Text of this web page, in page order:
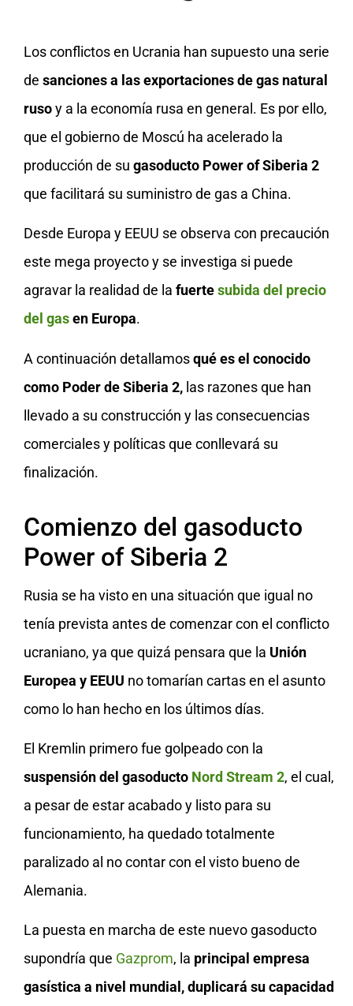
Los conflictos en Ucrania han supuesto una serie
de sanciones a las exportaciones de gas natural
rusoy a la economía rusa en general. Es por ello,
que el gobierno de Moscú ha acelerado la
producción de su gasoducto Power of Siberia 2
que facilitará su suministro de gas a China.
Desde Europa y EEUU se observa con precaución
este mega proyecto y se investiga si puede
agravar la realidad de la fuertesubida del precio
del gasen Europa.
A continuación detallamosqué es el conocido
como Poder de Siberia 2, las razones que han
llevado a su construcción y las consecuencias
comerciales y políticas que conllevará su
finalización.
Comienzo del gasoducto
Power of Siberia 2
Rusia se ha visto en una situación que igual no
tenía prevista antes de comenzar con el conflicto
ucraniano, ya que quizá pensara que la Unión
Europea y EEUU no tomarían cartas en el asunto
como lo han hecho en los últimos días.
El Kremlin primero fue golpeado con la
suspensión del gasoducto Nord Stream 2, el cual,
a pesar de estar acabado y listo para su
funcionamiento, ha quedado totalmente
paralizado al no contar con el visto bueno de
Alemania.
La puesta en marcha de este nuevo gasoducto
supondría que Gazprom, la principal empresa
gasística a nivel mundial, duplicará su capacidad